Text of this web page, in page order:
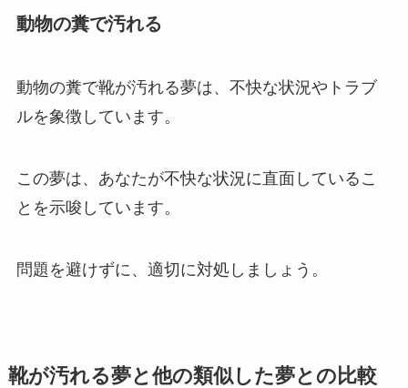
動物の糞で汚れる
動物の糞で靴が汚れる夢は、不快な状況やトラブ
ルを象徴しています。
この夢は、あなたが不快な状況に直面しているこ
とを示唆しています。
問題を避けずに、適切に対処しましょう。
靴が汚れる夢と他の類似した夢との比較